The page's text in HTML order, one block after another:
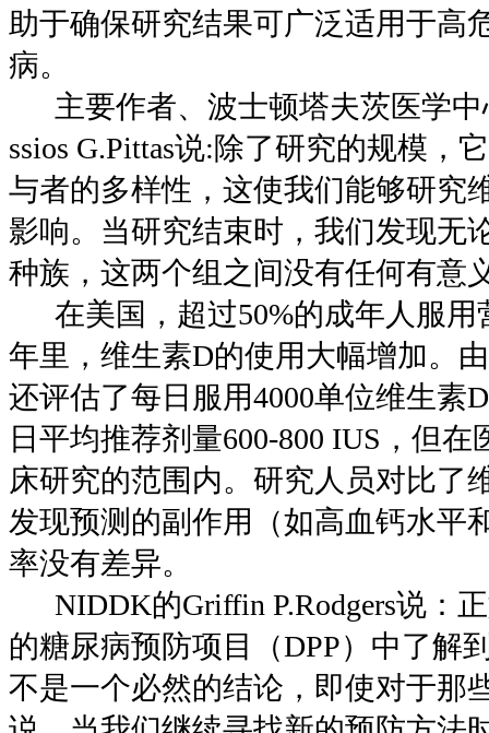
助于确保研究结果可广泛适用于高
病。
主要作者、波士顿塔夫茨医学中
ssios G.Pittas说:除了研究的规模，
与者的多样性，这使我们能够研究
影响。当研究结束时，我们发现无
种族，这两个组之间没有任何有意
在美国，超过50%的成年人服用
年里，维生素D的使用大幅增加。
还评估了每日服用4000单位维生
日平均推荐剂量600-800 IUS，但
床研究的范围内。研究人员对比了
发现预测的副作用（如高血钙水平
率没有差异。
NIDDK的Griffin P.Rodgers说：
的糖尿病预防项目（DPP）中了解
不是一个必然的结论，即使对于那